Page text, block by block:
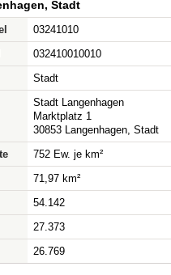
Stadt
03241010
032410010010
Stadt
Stadt Langenhagen
Marktplatz 1
30853 Langenhagen, Stadt
752 Ew. je km²
71,97 km²
54.142
27.373
26.769